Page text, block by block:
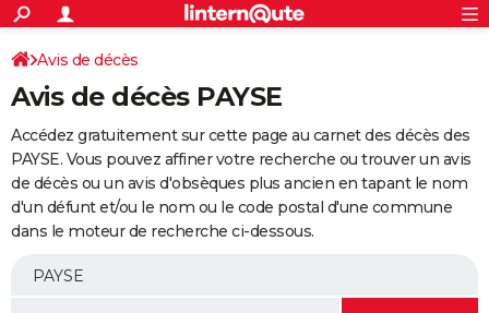
ACTUALITÉS
Politique
Société
Faits Divers
Education
Monde
Villes
+
SPORT
Coupe du monde 2026
Football
Tennis
Cyclisme
Rugby
Forum
Programme TV
TNT
Streaming
Cinéma
Sorties cinéma
Musique
+
FINANCE
Retraite
Impôts
Epargne
Immobilier
Risques naturels par ville
Banque
Assurance
Crédit
AUTO
Essais
Réserver un essai
Citadines
Berlines
SUV
Forum auto
+
Mobiles
Meilleur smartphone
Internet
Ordinateurs
Jeux vidéo
Guide high-tech
Avis de décès
Avis de décès PAYSE
Accédez gratuitement sur cette page au carnet des décès des
PAYSE. Vous pouvez affiner votre recherche ou trouver un avis
de décès ou un avis d'obsèques plus ancien en tapant le nom
d'un défunt et/ou le nom ou le code postal d'une commune
dans le moteur de recherche ci-dessous.